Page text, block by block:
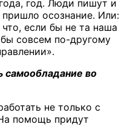
год. Люди пишут и
пришло осознание. Или:
если бы не та наша
бы совсем по-другому
самообладание во
не только с
помощь придут